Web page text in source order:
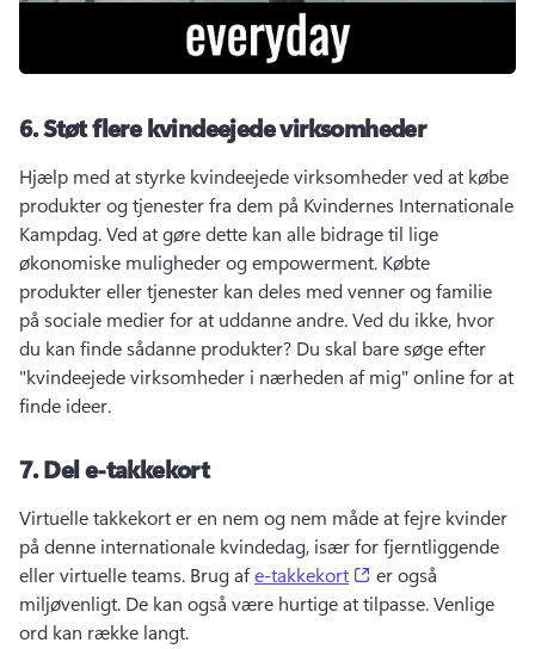
6.Støt flere kvindeejede virksomheder
Hjælp med at styrke kvindeejede virksomheder ved at købe
produkter og tjenester fra dem på Kvindernes Internationale
Kampdag. Ved at gøre dette kan alle bidrage til lige
økonomiske muligheder og empowerment. Købte
produkter eller tjenester kan deles med venner og familie
på sociale medier for at uddanne andre. Ved du ikke, hvor
du kan finde sådanne produkter? Du skal bare søge efter
"kvindeejede virksomheder i nærheden af mig" online for at
finde ideer.
7.Del e-takkekort
Virtuelle takkekort er en nem og nem måde at fejre kvinder
på denne internationale kvindedag, især for fjerntliggende
eller virtuelle teams. Brug af e-takkekort (opens in a new
er også
miljøvenligt. De kan også være hurtige at tilpasse. Venlige
ord kan række langt.